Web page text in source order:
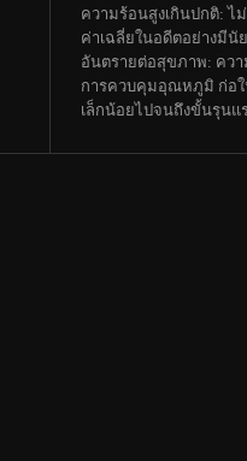
ความร้อนสูงเกินปกติ:
ค่าเฉลี่ยในอดีตอย่างมีนั
อันตรายต่อสุขภาพ: คว
การควบคุมอุณหภูมิ ก่อใ
เล็กน้อยไปจนถึงขั้นรุนแร